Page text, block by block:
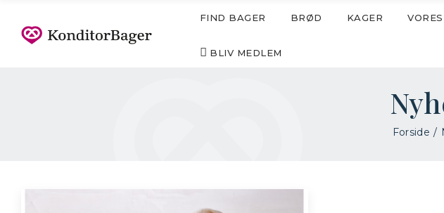
FIND BAGER BRØD KAGER
BLIV MEDLEM
Forside